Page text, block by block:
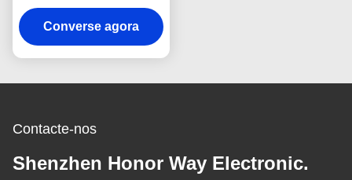
13.56MHz com Auto
Sleep para Sistema de
Controle de Acesso
Converse agora
Contacte-nos
Shenzhen Honor Way Electronic.